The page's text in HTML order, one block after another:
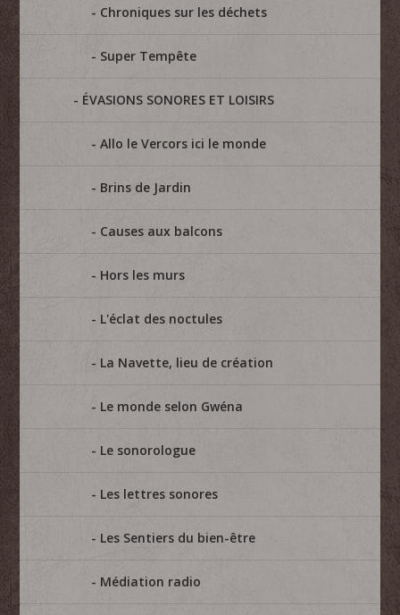
Chroniques sur les déchets
Super Tempête
ÉVASIONS SONORES ET LOISIRS
Allo le Vercors ici le monde
Brins de Jardin
Causes aux balcons
Hors les murs
L'éclat des noctules
La Navette, lieu de création
Le monde selon Gwéna
Le sonorologue
Les lettres sonores
Les Sentiers du bien-être
Médiation radio